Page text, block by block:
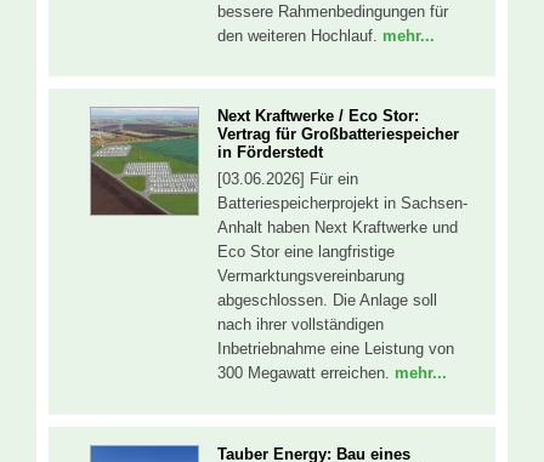
bessere Rahmenbedingungen für
den weiteren Hochlauf. mehr...
Next Kraftwerke / Eco Stor:
Vertrag für Großbatteriespeicher
in Förderstedt
[03.06.2026] Für ein
Batteriespeicherprojekt in Sachsen-
Anhalt haben Next Kraftwerke und
Eco Stor eine langfristige
Vermarktungsvereinbarung
abgeschlossen. Die Anlage soll
nach ihrer vollständigen
Inbetriebnahme eine Leistung von
300 Megawatt erreichen. mehr...
Tauber Energy: Bau eines